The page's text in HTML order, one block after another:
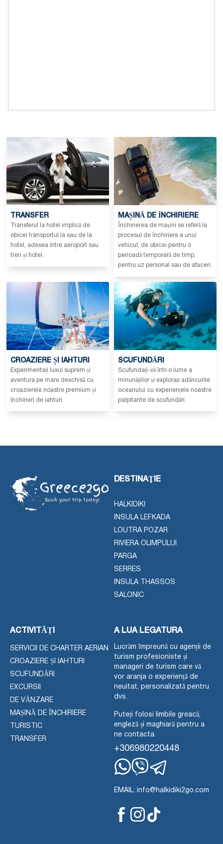
TRANSFER
Transferul la hotel implică de
obicei transportul la sau de la
hotel, adesea între aeroport sau
tren și hotel.
MAȘINĂ DE ÎNCHIRIERE
Închirierea de mașini se referă la
procesul de închiriere a unui
vehicul, de obicei pentru o
perioadă temporară de timp,
pentru uz personal sau de afaceri.
CROAZIERE ȘI IAHTURI
Experimentați luxul suprem și
aventura pe mare deschisă cu
croazierele noastre premium și
închirieri de iahturi.
SCUFUNDĂRI
Scufundați-vă într-o lume a
minunățiilor și explorați adâncurile
oceanului cu experiențele noastre
palpitante de scufundări.
DESTINAŢIE
HALKIDIKI
INSULA LEFKADA
LOUTRA POZAR
RIVIERA OLIMPULUI
PARGA
SERRES
INSULA THASSOS
SALONIC
ACTIVITĂȚI
SERVICII DE CHARTER AERIAN
CROAZIERE ȘI IAHTURI
SCUFUNDĂRI
EXCURSII
DE VÂNZARE
MAȘINĂ DE ÎNCHIRIERE
TURISTIC
TRANSFER
A LUA LEGATURA
Lucrăm împreună cu agenții de
turism profesioniste și
manageri de turism care vă
vor aranja o experiență de
neuitat, personalizată pentru
dvs.
Puteți folosi limbile greacă,
engleză și maghiară pentru a
ne contacta.
+306980220448
EMAIL: info@halkidiki2go.com